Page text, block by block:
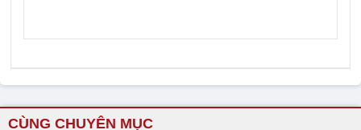
CÙNG CHUYÊN MỤC